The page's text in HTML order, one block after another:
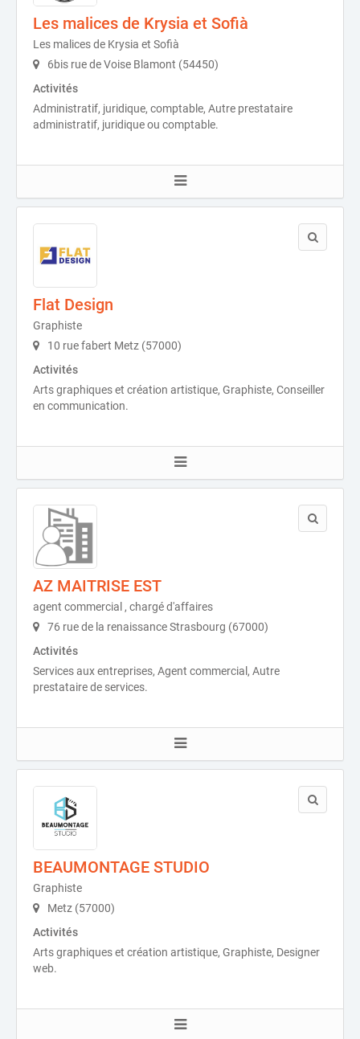
Les malices de Krysia et Sofià
Les malices de Krysia et Sofià
6bis rue de Voise Blamont (54450)
Activités
Administratif, juridique, comptable, Autre prestataire
administratif, juridique ou comptable.
Flat Design
Graphiste
10 rue fabert Metz (57000)
Activités
Arts graphiques et création artistique, Graphiste, Conseiller
en communication.
AZ MAITRISE EST
agent commercial , chargé d'affaires
76 rue de la renaissance Strasbourg (67000)
Activités
Services aux entreprises, Agent commercial, Autre
prestataire de services.
BEAUMONTAGE STUDIO
Graphiste
Metz (57000)
Activités
Arts graphiques et création artistique, Graphiste, Designer
web.